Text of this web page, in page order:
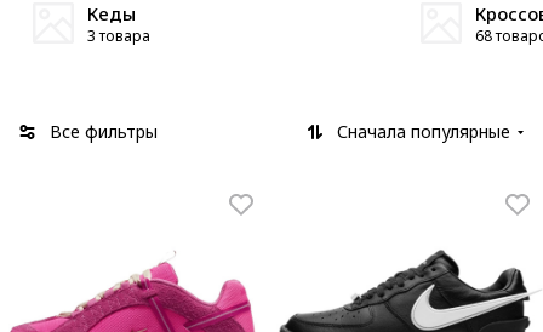
Кеды
3 товара 68
Все фильтры Сначала популярные